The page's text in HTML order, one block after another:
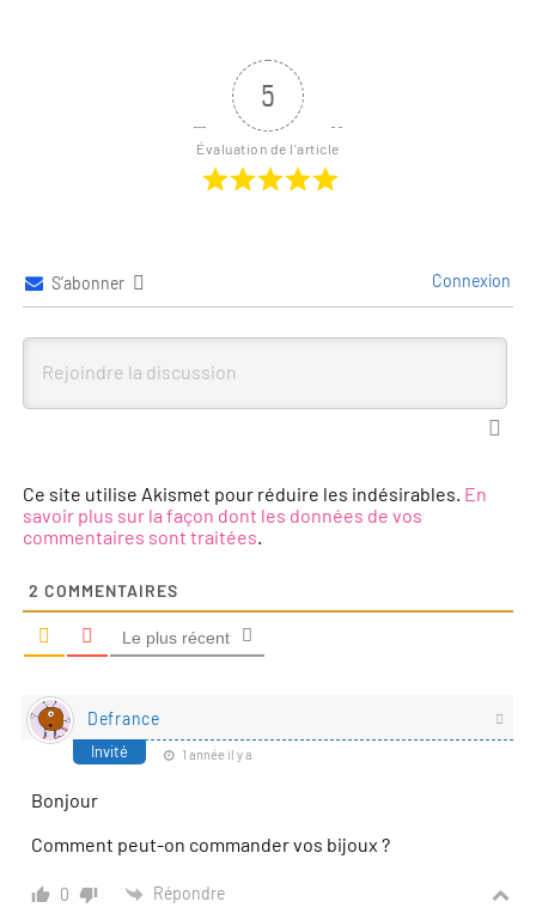
5
Évaluation de l'article
S’abonner Connexion
Ce site utilise Akismet pour réduire les indésirables. En
savoir plus sur la façon dont les données de vos
commentaires sont traitées.
2 COMMENTAIRES
Le plus récent
Defrance
Invité 1 année il y a
Bonjour
Comment peut-on commander vos bijoux ?
0 Répondre